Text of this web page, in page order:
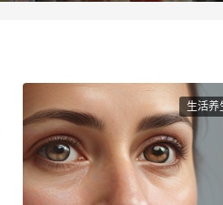
生活养